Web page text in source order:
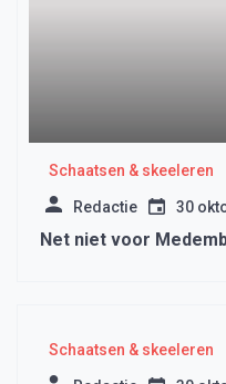
Schaatsen & skeeleren
Redactie 30
Net niet voor
Schaatsen & skeeleren